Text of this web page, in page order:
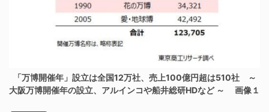
「万博開催年」設立は全国12万社、売上100億円超は510社 ～
大阪万博開催年の設立、アルインコや船井総研HDなど ～ 画像１